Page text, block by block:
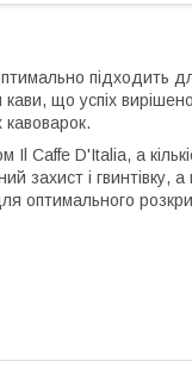
підходить
що успіх вирішено
кавоварок.
Caffe D'Italia, а
захист і гвинтівку,
оптимального